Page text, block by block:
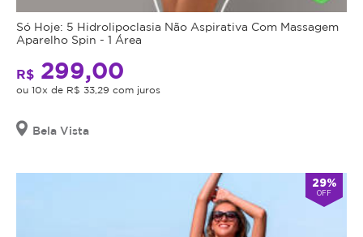
Só Hoje: 5 Hidrolipoclasia Não Aspirativa Com Massagem
Aparelho Spin - 1 Área
R$ 299,00
ou 10x de R$ 33,29 com juros
Bela Vista
29%
OFF